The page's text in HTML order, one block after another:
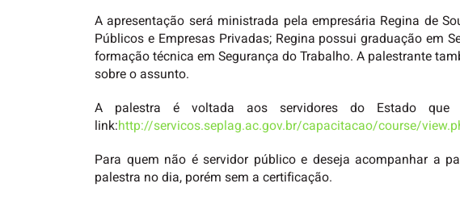
A apresentação será ministrada pela empresária Regina de
Públicos e Empresas Privadas; Regina possui graduação em
formação técnica em Segurança do Trabalho. A palestrante
sobre o assunto.
A palestra é voltada aos servidores do Estado
link:http://servicos.seplag.ac.gov.br/capacitacao/course/
Para quem não é servidor público e deseja acompanhar a
palestra no dia, porém sem a certificação.